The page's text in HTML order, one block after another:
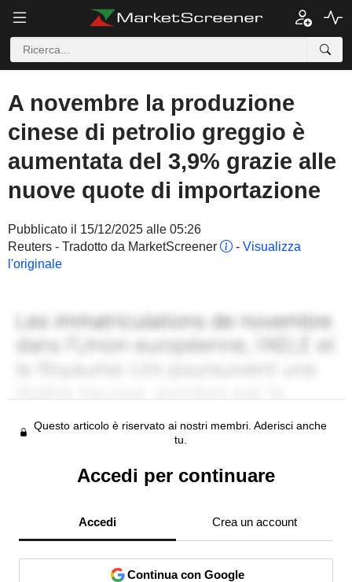
A novembre la produzione
cinese di petrolio greggio è
aumentata del 3,9% grazie alle
nuove quote di importazione
Pubblicato il 15/12/2025 alle 05:26
Reuters - Tradotto da MarketScreener
- Visualizza
l'originale
Questo articolo è riservato ai nostri membri. Aderisci anche
tu.
Accedi per continuare
Accedi Crea un account
Continua con Google